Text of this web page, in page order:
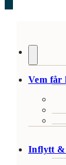
Vem får
Inflytt